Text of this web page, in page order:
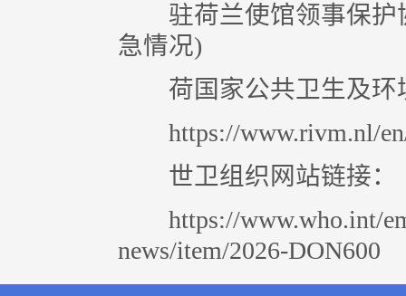
驻荷兰使馆领事保护协
急情况)
荷国家公共卫生及环
https://www.rivm.nl/en/
世卫组织网站链接：
https://www.who.int/
news/item/2026-DON600